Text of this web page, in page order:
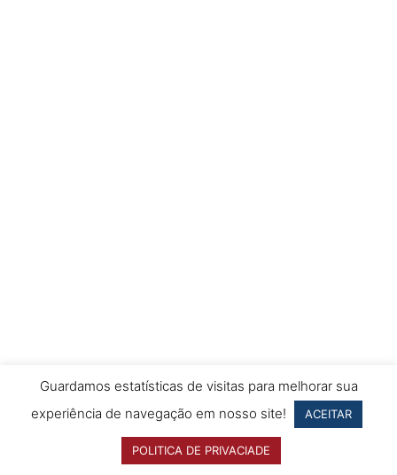
Guardamos estatísticas de visitas para melhorar sua
experiência de navegação em nosso site!
ACEITAR
POLITICA DE PRIVACIADE